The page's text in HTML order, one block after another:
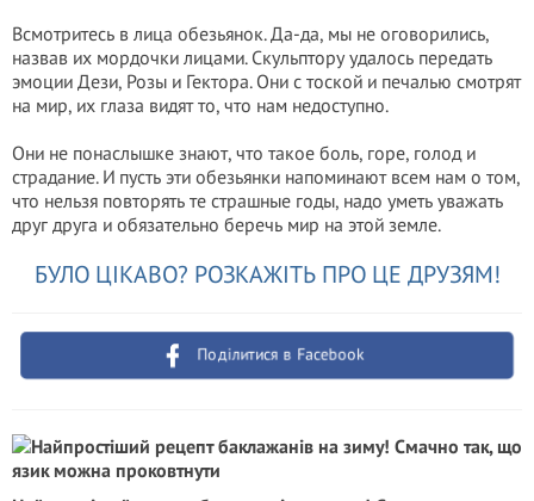
Всмотритесь в лица обезьянок. Да-да, мы не оговорились,
назвав их мордочки лицами. Скульптору удалось передать
эмоции Дези, Розы и Гектора. Они с тоской и печалью смотрят
на мир, их глаза видят то, что нам недоступно.
Они не понаслышке знают, что такое боль, горе, голод и
страдание. И пусть эти обезьянки напоминают всем нам о том,
что нельзя повторять те страшные годы, надо уметь уважать
друг друга и обязательно беречь мир на этой земле.
БУЛО ЦІКАВО? РОЗКАЖІТЬ ПРО ЦЕ ДРУЗЯМ!
Поділитися в Facebook